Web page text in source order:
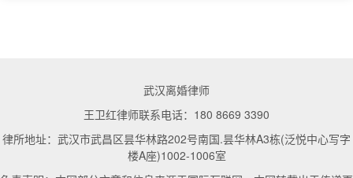
武汉离婚律师
王卫红律师联系电话：180 8669 3390
律所地址：武汉市武昌区昙华林路202号南国.昙华林A3栋(泛悦中心写字
楼A座)1002-1006室